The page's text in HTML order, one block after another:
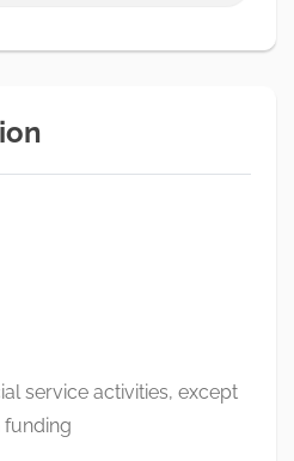
service activities, except
funding